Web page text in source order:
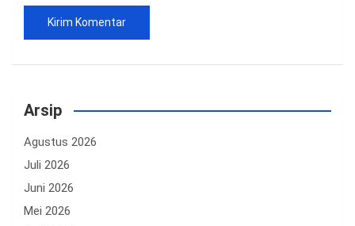
Arsip
Agustus 2026
Juli 2026
Juni 2026
Mei 2026